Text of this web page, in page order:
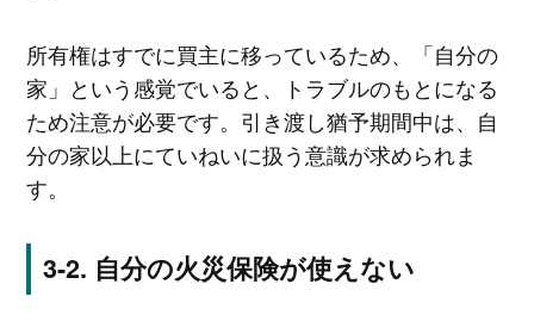
所有権はすでに買主に移っているため、「自分の
家」という感覚でいると、トラブルのもとになる
ため注意が必要です。引き渡し猶予期間中は、自
分の家以上にていねいに扱う意識が求められま
す。
自分の火災保険が使えない